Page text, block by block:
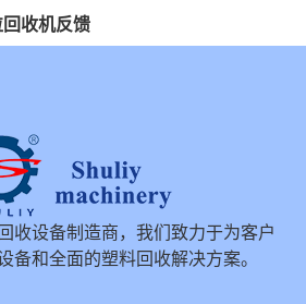
收机反馈
收设备制造商，我们致力于为客户
备和全面的塑料回收解决方案。